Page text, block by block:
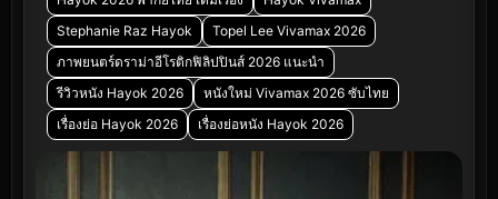
Stephanie Raz Hayok
Topel Lee Vivamax 2026
ภาพยนตร์ดราม่าอีโรติกฟิลิปปินส์ 2026 แนะนำ
รีวิวหนัง Hayok 2026
หนังใหม่ Vivamax 2026 ซับไทย
เรื่องย่อ Hayok 2026
เรื่องย่อหนัง Hayok 2026